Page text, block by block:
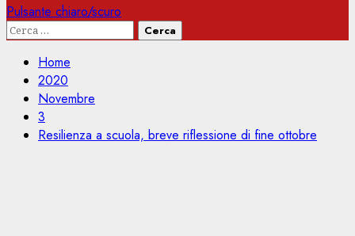
Pulsante chiaro/scuro
Ricerca
Home
2020
Novembre
3
Resilienza a scuola, breve riflessione di fine ottobre